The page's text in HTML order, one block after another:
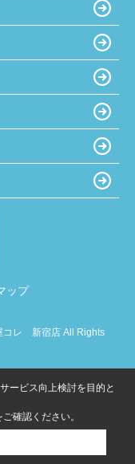
ップ
コレ 新宿店 All Rights
ービス向上検討を目的と
ご確認ください。